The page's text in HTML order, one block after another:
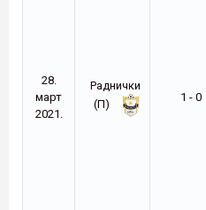
28.
март
2021.
Раднички
(П)
1 - 0